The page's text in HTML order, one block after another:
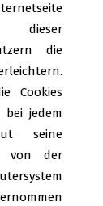
dieser
die
Cookies
bei jedem
seine
von der